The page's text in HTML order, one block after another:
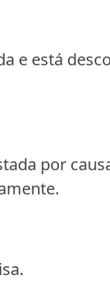
e está
por